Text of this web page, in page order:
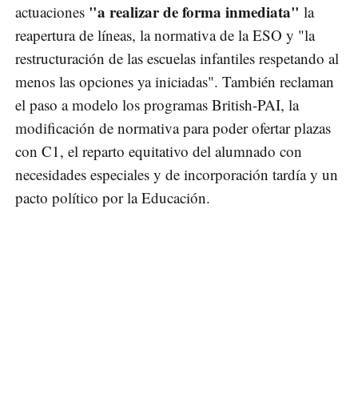
actuaciones "a realizar de forma inmediata" la
reapertura de líneas, la normativa de la ESO y "la
restructuración de las escuelas infantiles respetando al
menos las opciones ya iniciadas". También reclaman
el paso a modelo los programas British-PAI, la
modificación de normativa para poder ofertar plazas
con C1, el reparto equitativo del alumnado con
necesidades especiales y de incorporación tardía y un
pacto político por la Educación.